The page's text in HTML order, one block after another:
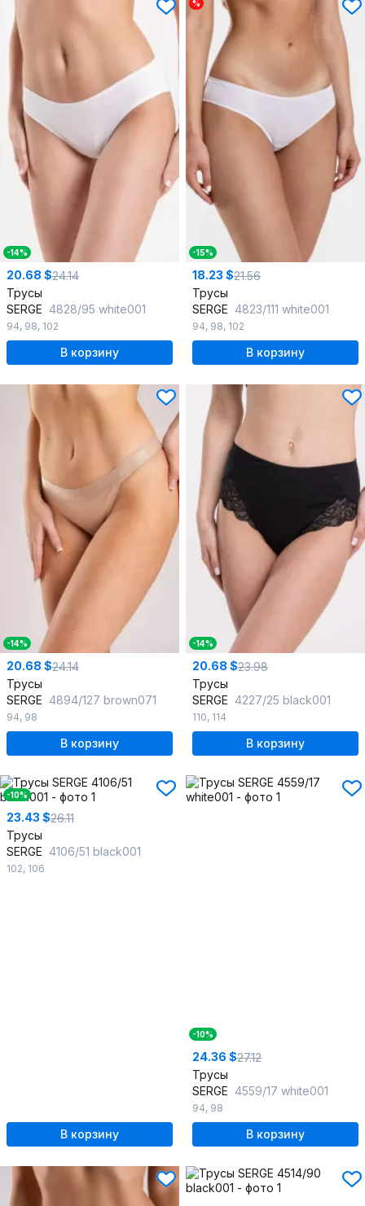
-14%
20.68 $24.14
Трусы
SERGE 4828/95 white001
94, 98, 102
В корзину
%
-15%
18.23 $21.56
Трусы
SERGE 4823/111 white001
94, 98, 102
В корзину
-14%
20.68 $24.14
Трусы
SERGE 4894/127 brown071
94, 98
В корзину
-14%
20.68 $23.98
Трусы
SERGE 4227/25 black001
110, 114
В корзину
-10%
23.43 $26.11
Трусы
SERGE 4106/51 black001
102, 106
В корзину
-10%
24.36 $27.12
Трусы
SERGE 4559/17 white001
94, 98
В корзину